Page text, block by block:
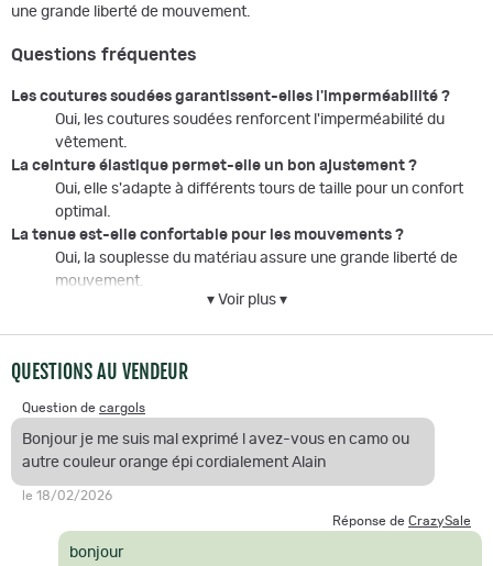
une grande liberté de mouvement.
Questions fréquentes
Les coutures soudées garantissent-elles l'imperméabilité ?
Oui, les coutures soudées renforcent l'imperméabilité du
vêtement.
La ceinture élastique permet-elle un bon ajustement ?
Oui, elle s'adapte à différents tours de taille pour un confort
optimal.
La tenue est-elle confortable pour les mouvements ?
Oui, la souplesse du matériau assure une grande liberté de
mouvement.
par la marque Percussion, elle s'adresse aux passionnés d'activités
en polyester enduit et ses nombreuses caractéristiques en font un
choix parfait pour affronter les intempéries tout en restant à l'aise.
▾ Voir plus ▾
QUESTIONS AU VENDEUR
Question de cargols
Bonjour je me suis mal exprimé l avez-vous en camo ou
autre couleur orange épi cordialement Alain
le 18/02/2026
Réponse de CrazySale
bonjour